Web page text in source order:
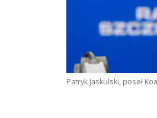
Patryk Jaskulski, poseł